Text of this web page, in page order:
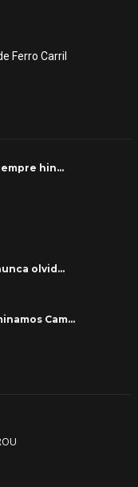
Ferro Carril
hin…
olvid…
Cam…